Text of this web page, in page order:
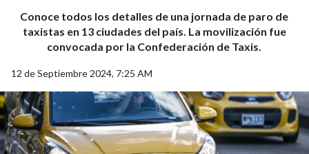
Conoce todos los detalles de una jornada de paro de
taxistas en 13 ciudades del país. La movilización fue
convocada por la Confederación de Taxis.
12 de Septiembre 2024, 7:25 AM